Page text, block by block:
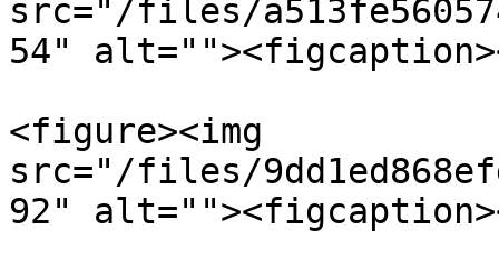
src="/files/
54"
<figure><img
src="/files/
92"